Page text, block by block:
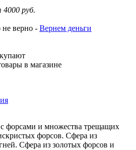
4000 руб.
не верно - Вернем деньги
в магазине
форсами и множества трещащих
форсов. Сфера из
Сфера из золотых форсов и